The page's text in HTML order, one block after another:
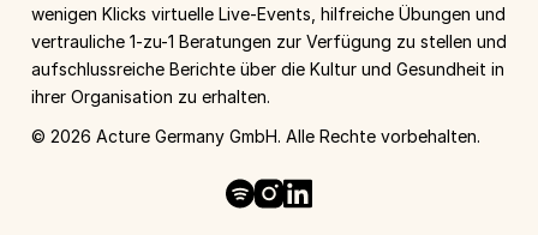
wenigen Klicks virtuelle Live-Events, hilfreiche Übungen und
vertrauliche 1-zu-1 Beratungen zur Verfügung zu stellen und
aufschlussreiche Berichte über die Kultur und Gesundheit in
ihrer Organisation zu erhalten.
© 2026 Acture Germany GmbH. Alle Rechte vorbehalten.